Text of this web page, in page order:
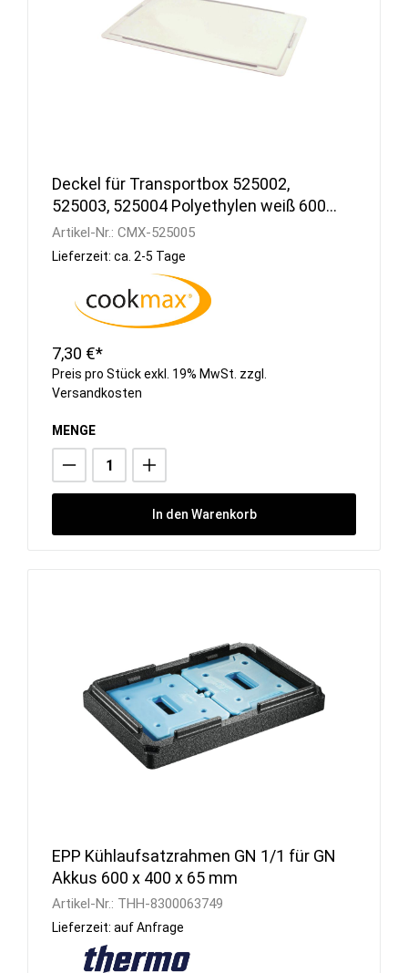
Deckel für Transportbox 525002,
525003, 525004 Polyethylen weiß 600 x
400 mm
Artikel-Nr.: CMX-525005
Lieferzeit: ca. 2-5 Tage
7,30 €*
Preis pro Stück exkl. 19% MwSt. zzgl.
Versandkosten
MENGE
In den Warenkorb
EPP Kühlaufsatzrahmen GN 1/1 für GN
Akkus 600 x 400 x 65 mm
Artikel-Nr.: THH-8300063749
Lieferzeit: auf Anfrage